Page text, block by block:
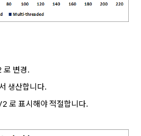
변경.
생산합니다.
로 표시해야 적절합니다.